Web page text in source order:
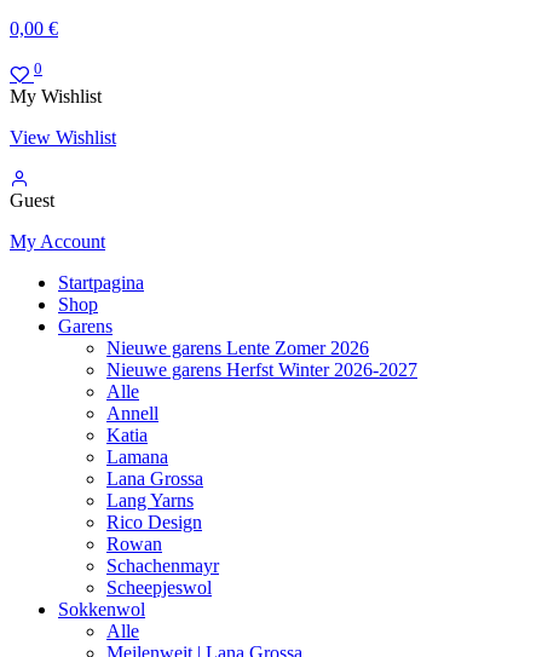
0,00 €
0
My Wishlist
View Wishlist
Guest
My Account
Startpagina
Shop
Garens
Nieuwe garens Lente Zomer 2026
Nieuwe garens Herfst Winter 2026-2027
Alle
Annell
Katia
Lamana
Lana Grossa
Lang Yarns
Rico Design
Rowan
Schachenmayr
Scheepjeswol
Sokkenwol
Alle
Meilenweit | Lana Grossa